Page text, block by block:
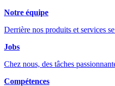
Notre équipe
Derrière nos produits et services
Jobs
Chez nous, des tâches
Compétences